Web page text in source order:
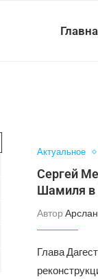
Актуальное
Сергей
Шамиля в
Автор
Глава